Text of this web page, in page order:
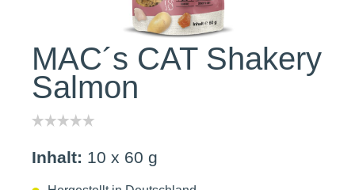
MAC´s CAT Shakery
Salmon
Inhalt: 10 x 60 g